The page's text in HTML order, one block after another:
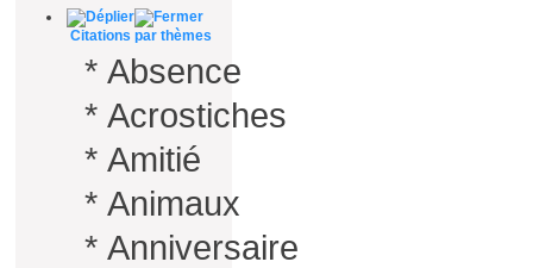
Citations par thèmes
* Absence
* Acrostiches
* Amitié
* Animaux
* Anniversaire